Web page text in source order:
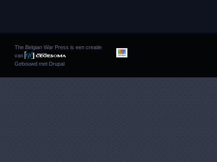
The Belgian War Press is een creatie
van
Gebouwd met Drupal